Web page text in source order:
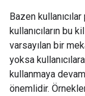
Bazen
kullanıcıların bu
varsayılan bir
yoksa
kullanmaya
önemlidir.